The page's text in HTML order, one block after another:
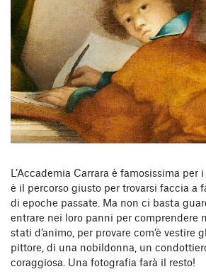
L’Accademia Carrara è famosissima
è il percorso giusto per trovarsi faccia a
di epoche passate. Ma non ci basta
entrare nei loro panni per comprendere
stati d’animo, per provare com’è vestire
pittore, di una nobildonna, un
coraggiosa. Una fotografia farà il resto!